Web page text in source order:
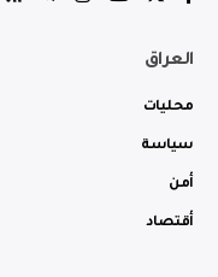
العراق
محليات
سياسة
أمن
أقتصاد